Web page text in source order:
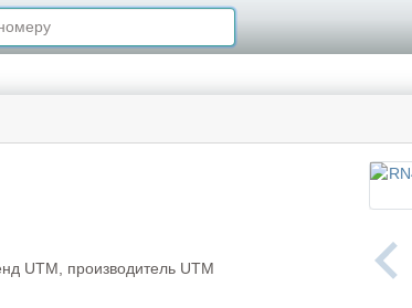
UTM, производитель UTM